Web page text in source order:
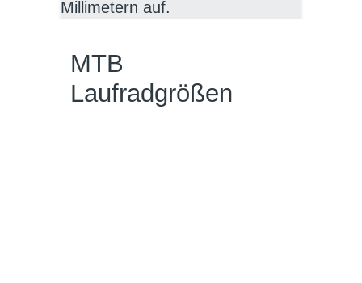
Millimetern auf.
MTB
Laufradgrößen